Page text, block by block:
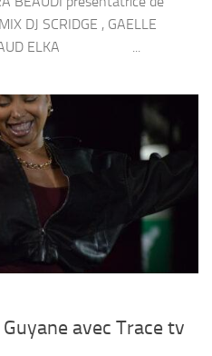
DJ SCRIDGE , GAELLE
, MAUD ELKA ...
avec Trace tv